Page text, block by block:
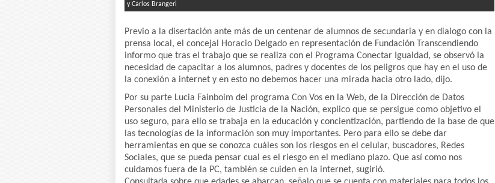
y Carlos Brangeri
Previo a la disertación ante más de un centenar de alumnos de secundaria y en dialogo con la
prensa local, el concejal Horacio Delgado en representación de Fundación Transcendiendo
informo que tras el trabajo que se realiza con el Programa Conectar Igualdad, se observó la
necesidad de capacitar a los alumnos, padres y docentes de los peligros que hay en el uso de
la conexión a internet y en esto no debemos hacer una mirada hacia otro lado, dijo.
Por su parte Lucia Fainboim del programa Con Vos en la Web, de la Dirección de Datos
Personales del Ministerio de Justicia de la Nación, explico que se persigue como objetivo el
uso seguro, para ello se trabaja en la educación y concientización, partiendo de la base de que
las tecnologías de la información son muy importantes. Pero para ello se debe dar
herramientas en que se conozca cuáles son los riesgos en el celular, buscadores, Redes
Sociales, que se pueda pensar cual es el riesgo en el mediano plazo. Que así como nos
cuidamos fuera de la PC, también se cuiden en la internet, sugirió.